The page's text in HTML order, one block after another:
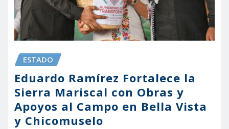
ESTADO
Eduardo Ramírez Fortalece la
Sierra Mariscal con Obras y
Apoyos al Campo en Bella Vista
y Chicomuselo